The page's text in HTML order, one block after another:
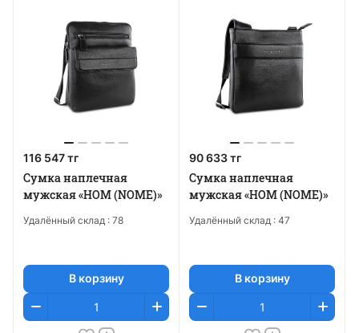
116 547 тг
Сумка наплечная
мужская «НОМ (NOME)»
Удалённый склад : 78
В корзину
90 633 тг
Сумка наплечная
мужская «НОМ (NOME)»
Удалённый склад : 47
В корзину